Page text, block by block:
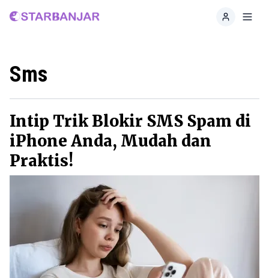
Home
Sms
Intip Trik Blokir SMS Spam di
iPhone Anda, Mudah dan
Praktis!